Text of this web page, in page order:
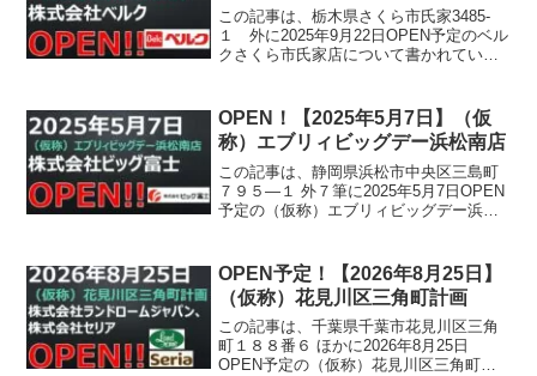
この記事は、栃木県さくら市氏家3485-
１ 外に2025年9月22日OPEN予定のベル
クさくら市氏家店について書かれていま
OPEN！【2025年5月7日】（仮
称）エブリィビッグデー浜松南店
この記事は、静岡県浜松市中央区三島町
７９５―１ 外７筆に2025年5月7日OPEN
予定の（仮称）エブリィビッグデー浜松
OPEN予定！【2026年8月25日】
（仮称）花見川区三角町計画
この記事は、千葉県千葉市花見川区三角
町１８８番６ ほかに2026年8月25日
OPEN予定の（仮称）花見川区三角町計